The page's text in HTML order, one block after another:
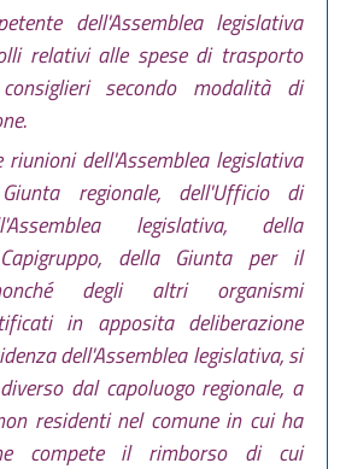
dell'Assemblea legislativa
relativi alle spese di trasporto
secondo modalità di
dell'Assemblea legislativa
regionale, dell'Ufficio di
legislativa, della
della Giunta per il
degli altri organismi
in apposita deliberazione
dell'Assemblea legislativa, si
dal capoluogo regionale, a
residenti nel comune in cui ha
compete il rimborso di cui